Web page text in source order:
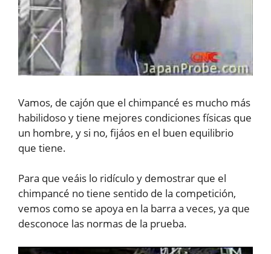
Vamos, de cajón que el chimpancé es mucho más
habilidoso y tiene mejores condiciones físicas que
un hombre, y si no, fijáos en el buen equilibrio
que tiene.
Para que veáis lo ridículo y demostrar que el
chimpancé no tiene sentido de la competición,
vemos como se apoya en la barra a veces, ya que
desconoce las normas de la prueba.